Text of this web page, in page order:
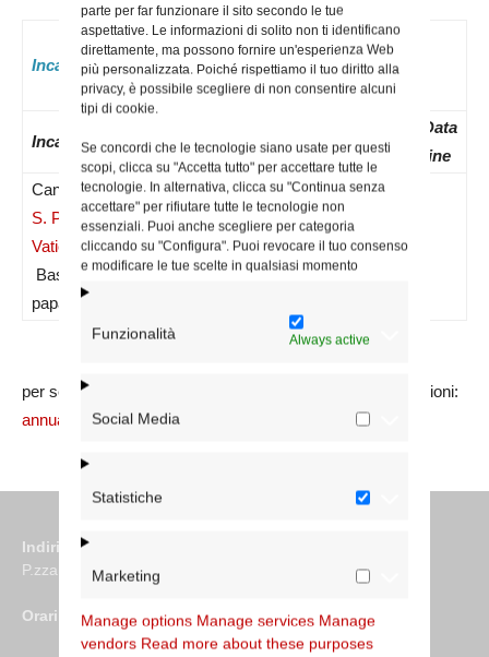
parte per far funzionare il sito secondo le tue
aspettative. Le informazioni di solito non ti identificano
direttamente, ma possono fornire un'esperienza Web
più personalizzata. Poiché rispettiamo il tuo diritto alla
privacy, è possibile scegliere di non consentire alcuni
tipi di cookie.
Se concordi che le tecnologie siano usate per questi
scopi, clicca su "Accetta tutto" per accettare tutte le
tecnologie. In alternativa, clicca su "Continua senza
accettare" per rifiutare tutte le tecnologie non
essenziali. Puoi anche scegliere per categoria
cliccando su "Configura". Puoi revocare il tuo consenso
e modificare le tue scelte in qualsiasi momento
Funzionalità Always active
Social Media
Statistiche
Marketing
Manage options Manage services Manage
vendors Read more about these purposes
Incaricati attuali:
Incarico
nomina
Decreto
inizio
Data
fine
Canonico –
S. Pietro in
Vaticano–
Basilica
papale
163.699/P 18/01/2024
per segnalare errori sui dati e/o integrare ulteriori informazioni:
annuario@diocesidiroma.it
Indirizzo
P.zza S. Giovanni in Laterano 6 00184 Roma
Orari